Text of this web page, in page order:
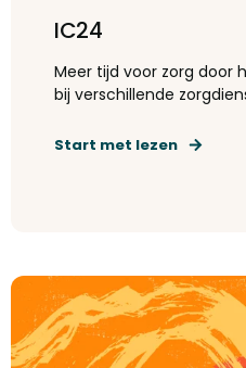
IC24
Meer tijd voor zorg door
bij verschillende
Start met lezen